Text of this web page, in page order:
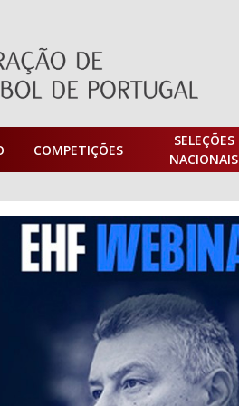
COMPETIÇÕES
SELEÇÕES
NACIONAIS